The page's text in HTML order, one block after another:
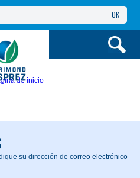
OK
de inicio
su dirección de correo electrónico